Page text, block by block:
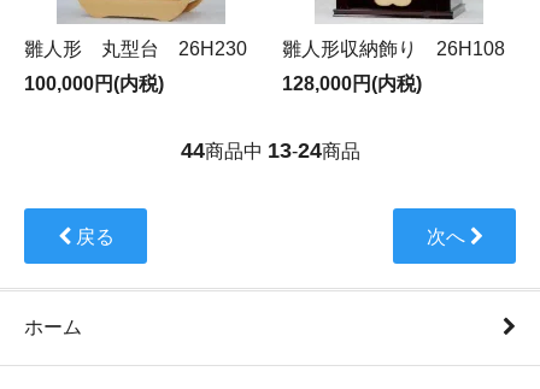
雛人形 丸型台 26H230
100,000円(内税)
雛人形収納飾り 26H108
128,000円(内税)
44商品中 13-24商品
戻る 次へ
ホーム